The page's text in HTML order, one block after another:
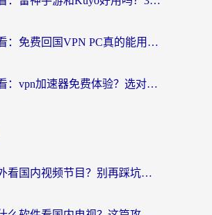
海外党必看：免费回国VPN PC真的能用？附国内高速VPN选择全攻略
海外党必看：vpn加速器免费体验？选对回国加速器才能无缝刷国内剧玩国服
怎样在海外看国内视频节目？别再踩坑！留学生和海外华人的专属解决方案